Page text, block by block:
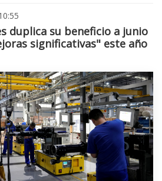
duplica su beneficio a junio
significativas" este año